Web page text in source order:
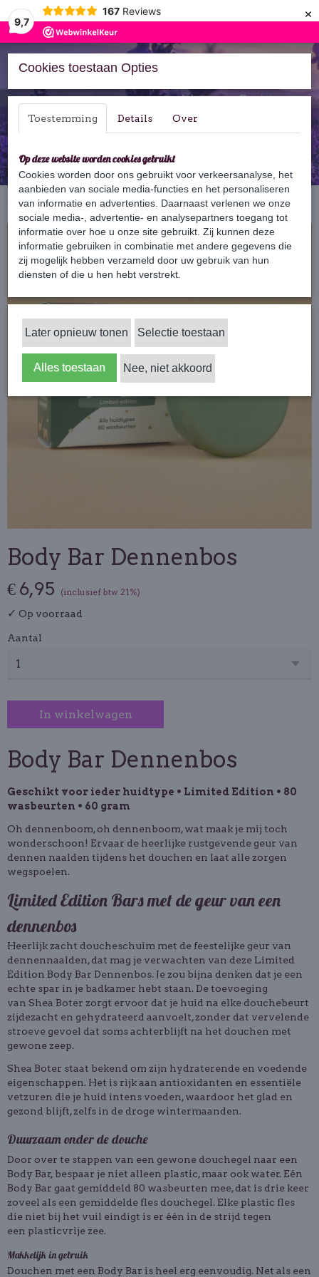
9,7
167 Reviews ×
Inloggen Registreren
Home › Bars › Body Bars › Body Bar Dennenbos
Body Bar Dennenbos
€ 6,95 (inclusief btw 21%)
✓ Op voorraad
Aantal
In winkelwagen
Body Bar Dennenbos
Geschikt voor ieder huidtype • Limited Edition • 80
wasbeurten • 60 gram
Oh dennenboom, oh dennenboom, wat maak je mij toch
wonderschoon! Ervaar de heerlijke rustgevende geur van
dennen naalden tijdens het douchen en laat alle zorgen
wegspoelen.
Limited Edition Bars met de geur van een
dennenbos
Heerlijk zacht doucheschuim met de feestelijke geur van
dennennaalden, dat mag je verwachten van deze Limited
Edition Body Bar Dennenbos. Je zou bijna denken dat je een
echte spar in je badkamer hebt staan. De toevoeging
van Shea Boter zorgt ervoor dat je huid na elke douchebeurt
zijdezacht en gehydrateerd aanvoelt, zonder dat vervelende
stroeve gevoel dat soms achterblijft na het douchen met
gewone zeep.
Shea Boter staat bekend om zijn hydraterende en voedende
eigenschappen. Het is rijk aan antioxidanten en essentiële
vetzuren die je huid intens voeden, waardoor het glad en
gezond blijft, zelfs in de droge wintermaanden.
Duurzaam onder de douche
Door over te stappen van een gewone douchegel naar een
Body Bar, bespaar je niet alleen plastic, maar ook water. Eén
Body Bar gaat gemiddeld 80 wasbeurten mee, dat is drie keer
zoveel als een gemiddelde fles douchegel. Elke plastic fles
die niet bij het vuil eindigt is er één in de strijd tegen
een plasticvrije zee.
Makkelijk in gebruik
Douchen met een Body Bar is heel erg eenvoudig. Net als een
Cookies toestaan Opties
Toestemming Details Over
Op deze website worden cookies gebruikt
Cookies worden door ons gebruikt voor verkeersanalyse, het
aanbieden van sociale media-functies en het personaliseren
van informatie en advertenties. Daarnaast verlenen we onze
sociale media-, advertentie- en analysepartners toegang tot
informatie over hoe u onze site gebruikt. Zij kunnen deze
informatie gebruiken in combinatie met andere gegevens die
zij mogelijk hebben verzameld door uw gebruik van hun
diensten of die u hen hebt verstrekt.
Later opnieuw tonen Selectie toestaan
Alles toestaan Nee, niet akkoord